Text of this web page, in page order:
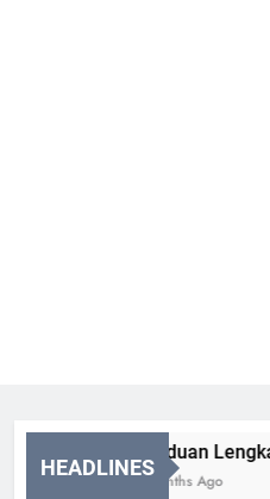
HEADLINES
Panduan
2 Months Ago